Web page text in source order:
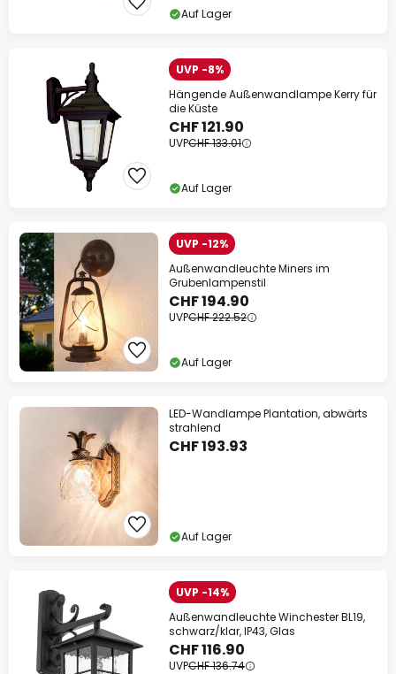
Auf Lager
UVP -8%
Hängende Außenwandlampe Kerry für
die Küste
CHF 121.90
UVPCHF 133.01
Auf Lager
UVP -12%
Außenwandleuchte Miners im
Grubenlampenstil
CHF 194.90
UVPCHF 222.52
Auf Lager
LED-Wandlampe Plantation, abwärts
strahlend
CHF 193.93
Auf Lager
UVP -14%
Außenwandleuchte Winchester BL19,
schwarz/klar, IP43, Glas
CHF 116.90
UVPCHF 136.74